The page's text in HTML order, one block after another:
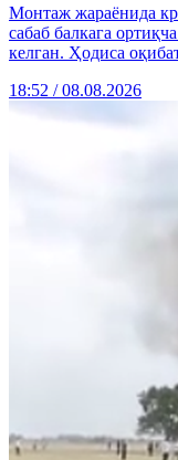
Монтаж жараёнида
сабаб балкага
келган. Ҳодиса
18:52 / 08.08.2026